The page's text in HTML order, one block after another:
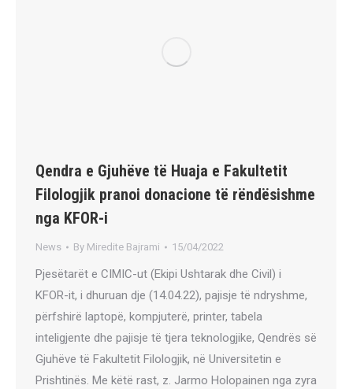
Qendra e Gjuhëve të Huaja e Fakultetit
Filologjik pranoi donacione të rëndësishme
nga KFOR-i
News By Miredite Bajrami 15/04/2022
Pjesëtarët e CIMIC-ut (Ekipi Ushtarak dhe Civil) i
KFOR-it, i dhuruan dje (14.04.22), pajisje të ndryshme,
përfshirë laptopë, kompjuterë, printer, tabela
inteligjente dhe pajisje të tjera teknologjike, Qendrës së
Gjuhëve të Fakultetit Filologjik, në Universitetin e
Prishtinës. Me këtë rast, z. Jarmo Holopainen nga zyra